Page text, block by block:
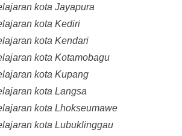
kota Jayapura
kota Kediri
kota Kendari
kota Kotamobagu
kota Kupang
kota Langsa
kota Lhokseumawe
kota Lubuklinggau